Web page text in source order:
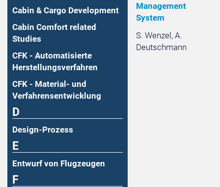
Cabin & Cargo Development
Cabin Comfort related
Studies
CFK - Automatisierte
Herstellungsverfahren
CFK - Material- und
Verfahrensentwicklung
D
Design-Prozess
E
Entwurf von Flugzeugen
F
Management
System
S. Wenzel, A.
Deutschmann